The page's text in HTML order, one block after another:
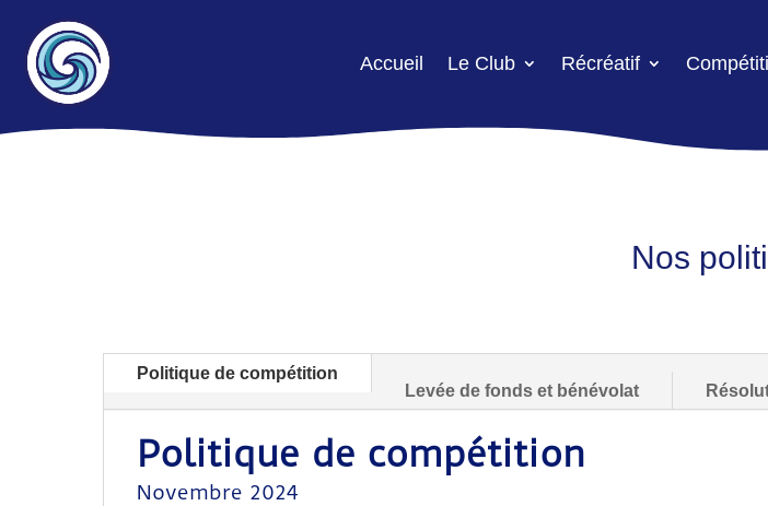
Accueil Le Club Récréatif
Nos
Politique de compétition
Levée de fonds et bénévolat
Politique de compétition
Novembre 2024